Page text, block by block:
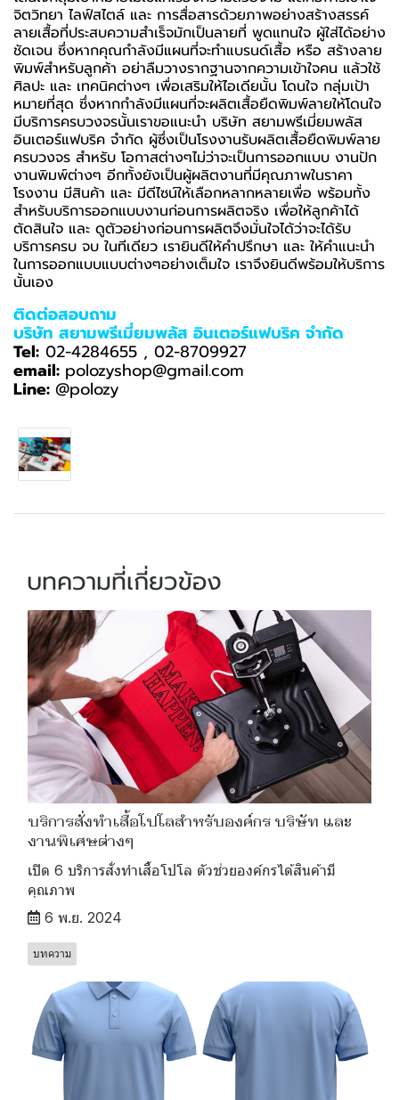
จิตวิทยา ไลฟ์สไตล์ และ การสื่อสารด้วยภาพอย่างสร้างสรรค์
ลายเสื้อที่ประสบความสำเร็จมักเป็นลายที่ พูดแทนใจ ผู้ใส่ได้อย่าง
ชัดเจน ซึ่งหากคุณกำลังมีแผนที่จะทำแบรนด์เสื้อ หรือ สร้างลาย
พิมพ์สำหรับลูกค้า อย่าลืมวางรากฐานจากความเข้าใจคน แล้วใช้
ศิลปะ และ เทคนิคต่างๆ เพื่อเสริมให้ไอเดียนั้น โดนใจ กลุ่มเป้า
หมายที่สุด ซึ่งหากกำลังมีแผนที่จะผลิตเสื้อยืดพิมพ์ลายให้โดนใจ
มีบริการครบวงจรนั้นเราขอแนะนำ บริษัท สยามพรีเมี่ยมพลัส
อินเตอร์แฟบริค จำกัด ผู้ซึ่งเป็นโรงงานรับผลิตเสื้อยืดพิมพ์ลาย
ครบวงจร สำหรับ โอกาสต่างๆไม่ว่าจะเป็นการออกแบบ งานปัก
งานพิมพ์ต่างๆ อีกทั้งยังเป็นผู้ผลิตงานที่มีคุณภาพในราคา
โรงงาน มีสินค้า และ มีดีไซน์ให้เลือกหลากหลายเพื่อ พร้อมทั้ง
สำหรับบริการออกแบบงานก่อนการผลิตจริง เพื่อให้ลูกค้าได้
ตัดสินใจ และ ดูตัวอย่างก่อนการผลิตจึงมั่นใจได้ว่าจะได้รับ
บริการครบ จบ ในทีเดียว เรายินดีให้คำปรึกษา และ ให้คำแนะนำ
ในการออกแบบแบบต่างๆอย่างเต็มใจ เราจึงยินดีพร้อมให้บริการ
นั้นเอง
ติดต่อสอบถาม
บริษัท สยามพรีเมี่ยมพลัส อินเตอร์แฟบริค จำกัด
Tel: 02-4284655 , 02-8709927
email: polozyshop@gmail.com
Line: @polozy
บทความที่เกี่ยวข้อง
บริการสั่งทำเสื้อโปโลสำหรับองค์กร บริษัท และ
งานพิเศษต่างๆ
เปิด 6 บริการสั่งทำเสื้อโปโล ตัวช่วยองค์กรได้สินค้ามี
คุณภาพ
6 พ.ย. 2024
บทความ